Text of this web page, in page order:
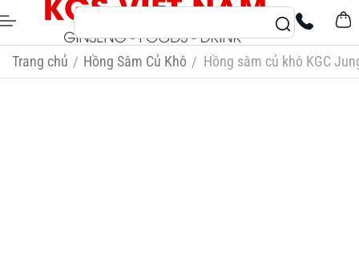
Trang chủ / Hồng Sâm Củ Khô / Hồng sâm củ khô KGC